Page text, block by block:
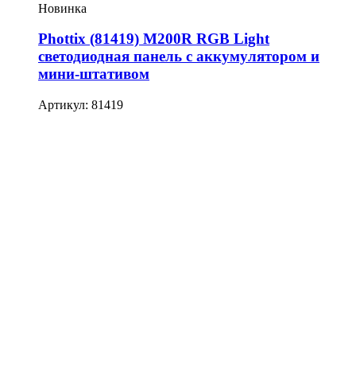
Новинка
Phottix (81419) M200R RGB Light
светодиодная панель с аккумулятором и
мини-штативом
Артикул: 81419